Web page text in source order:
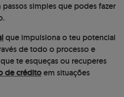
simples que podes fazer
que impulsiona o teu potencial
de todo o processo e
te esqueças ou recuperes
de créditoem situações